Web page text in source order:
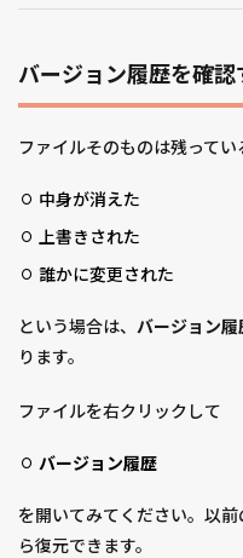
バージョン履歴を確認
ファイルそのものは残ってい
中身が消えた
上書きされた
誰かに変更された
という場合は、 バージョン履
ります。
ファイルを右クリックして
バージョン履歴
を開いてみてください。以
ら復元できます。